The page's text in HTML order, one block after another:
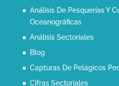
Análisis De Pesquerías Y
Oceanográficas
Análisis Sectoriales
Blog
Capturas De Pelágicos
Cifras Sectoriales